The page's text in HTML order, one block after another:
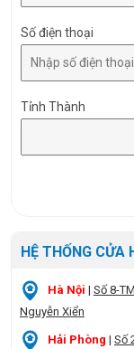
Số điện thoại
Tỉnh Thành
HỆ THỐNG CỬA
Hà Nội | Số 8-
Nguyễn Xiển
Hải Phòng | Số